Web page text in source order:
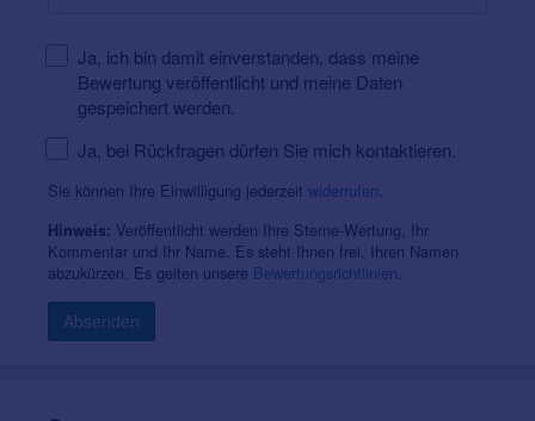
Ja, ich bin damit einverstanden, dass meine
Bewertung veröffentlicht und meine Daten
gespeichert werden.
Ja, bei Rückfragen dürfen Sie mich kontaktieren.
Sie können Ihre Einwilligung jederzeit widerrufen
Hinweis: Veröffentlicht werden Ihre Sterne-Wertung, Ihr
Kommentar und Ihr Name. Es steht Ihnen frei, Ihren Namen
abzukürzen. Es gelten unsere Bewertungsrichtlinien
Absenden